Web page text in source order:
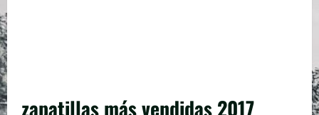
zapatillas más vendidas 2017